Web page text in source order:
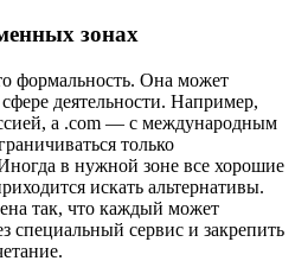
зонах
формальность. Она может
деятельности. Например,
а .com — с международным
только
в нужной зоне все хорошие
искать альтернативы.
так, что каждый может
специальный сервис и закрепить